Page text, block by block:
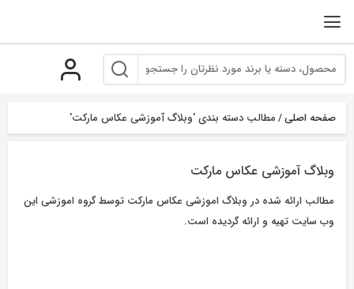
صفحه اصلی/مطالب دسته بندی 'وبلاگ آموزشی عکاس مارکت'
وبلاگ آموزشی عکاس مارکت
مطالب ارائه شده در وبلاگ اموزشی عکاس مارکت توسط گروه اموزشی این
وب سایت تهیه و ارائه گردیده است.